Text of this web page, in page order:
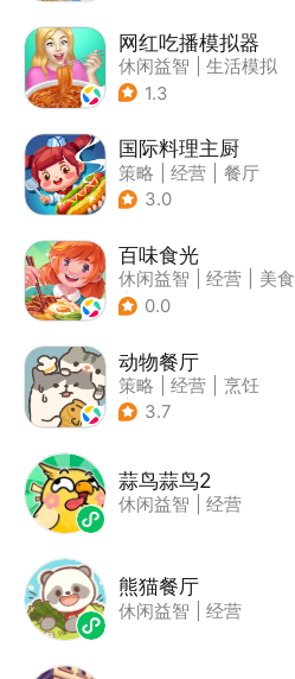
网红吃播模拟器
休闲益智
生活模拟
| 美食
1.3
国际料理主厨
策略 经营
餐厅
| 学习教育
3.0
百味食光
休闲益智 经营
美食
| 卡通
0.0
动物餐厅
策略 经营
烹饪
| 宠物
3.7
蒜鸟蒜鸟2
休闲益智 经营
熊猫餐厅
休闲益智 经营